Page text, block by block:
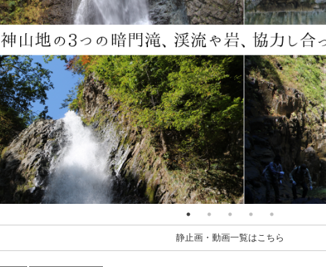
静止画・動画一覧はこちら